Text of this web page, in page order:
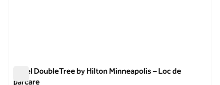
Hotel DoubleTree by Hilton Minneapolis – Loc de
parcare